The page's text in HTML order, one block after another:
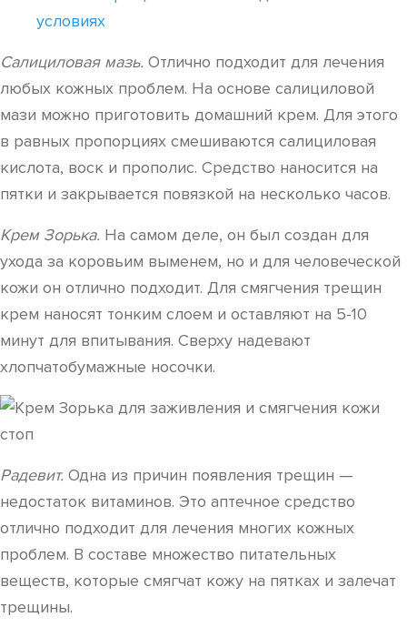
условиях
Салициловая мазь. Отлично подходит для лечения
любых кожных проблем. На основе салициловой
мази можно приготовить домашний крем. Для этого
в равных пропорциях смешиваются салициловая
кислота, воск и прополис. Средство наносится на
пятки и закрывается повязкой на несколько часов.
Крем Зорька. На самом деле, он был создан для
ухода за коровьим выменем, но и для человеческой
кожи он отлично подходит. Для смягчения трещин
крем наносят тонким слоем и оставляют на 5-10
минут для впитывания. Сверху надевают
хлопчатобумажные носочки.
Радевит. Одна из причин появления трещин —
недостаток витаминов. Это аптечное средство
отлично подходит для лечения многих кожных
проблем. В составе множество питательных
веществ, которые смягчат кожу на пятках и залечат
трещины.